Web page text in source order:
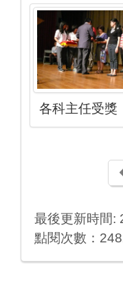
各科主任受獎
最後更新時間:
點閱次數：